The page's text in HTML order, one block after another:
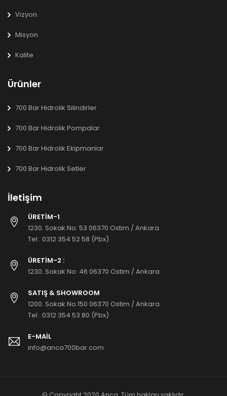
Vizyon
Misyon
Kalite
Ürünler
700 Bar Hidrolik Silindirler
700 Bar Hidrolik Pompalar
700 Bar Hidrolik Ekipmanlar
700 Bar Hidrolik Setler
İletişim
ÜRETİM-1
1230. Sokak No: 53 06370 Ostim / Ankara
Tel : 0312 354 52 58 (Pbx)
ÜRETİM-2 :
1230. Sokak No: 46 06370 Ostim / Ankara
SATIŞ & SHOWROOM
1200. Sokak No:150 06370 Ostim / Ankara
Tel : 0312 354 53 80 (Pbx)
E-MAIL
info@anca700bar.com